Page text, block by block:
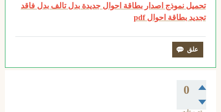
تحميل نموذج اصدار بطاقة احوال جديدة بدل تالف بدل فاقد
تجديد بطاقة احوال pdf
0